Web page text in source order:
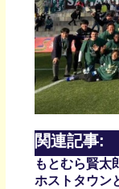
関連記事:
もとむら賢太
ホストタウン